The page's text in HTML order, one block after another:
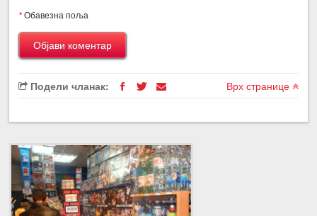
*Обавезна поља
Подели чланак: Врх странице